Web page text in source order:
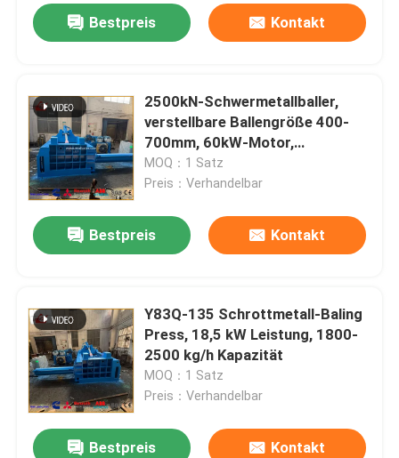
Bestpreis Kontakt
2500kN-Schwermetallballer,
verstellbare Ballengröße 400-
700mm, 60kW-Motor,
2000x1400x900-Kammer
MOQ：1 Satz
Preis：Verhandelbar
Bestpreis Kontakt
Y83Q-135 Schrottmetall-Baling
Press, 18,5 kW Leistung, 1800-
2500 kg/h Kapazität
MOQ：1 Satz
Preis：Verhandelbar
Bestpreis Kontakt